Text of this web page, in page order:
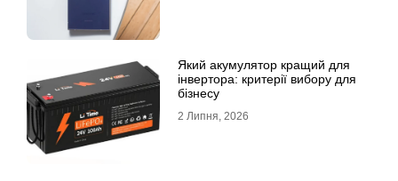
Який акумулятор кращий для
інвертора: критерії вибору для
бізнесу
2 Липня, 2026